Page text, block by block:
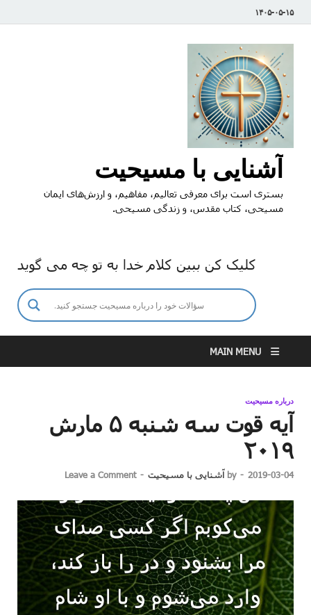
۱۴۰۵-۰۵-۱۵
آشنایی با مسیحیت
بستری است برای معرفی تعالیم، مفاهیم، و ارزش‌های ایمان
مسیحی، کتاب مقدس، و زندگی مسیحی.
کلیک کن ببین کلام خدا به تو چه می گوید
MAIN MENU
درباره مسیحیت
آیه قوت سه شنبه ۵ مارش
۲۰۱۹
2019-03-04
-
by آشنایی با مسیحیت -
Leave a Comment